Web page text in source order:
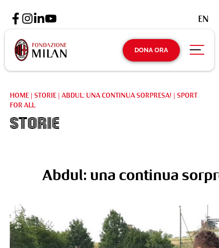
DONA ORA
EN
HOME | STORIE | ABDUL: UNA CONTINUA SORPRESA! | SPORT
FOR ALL
Storie
Abdul: una continua